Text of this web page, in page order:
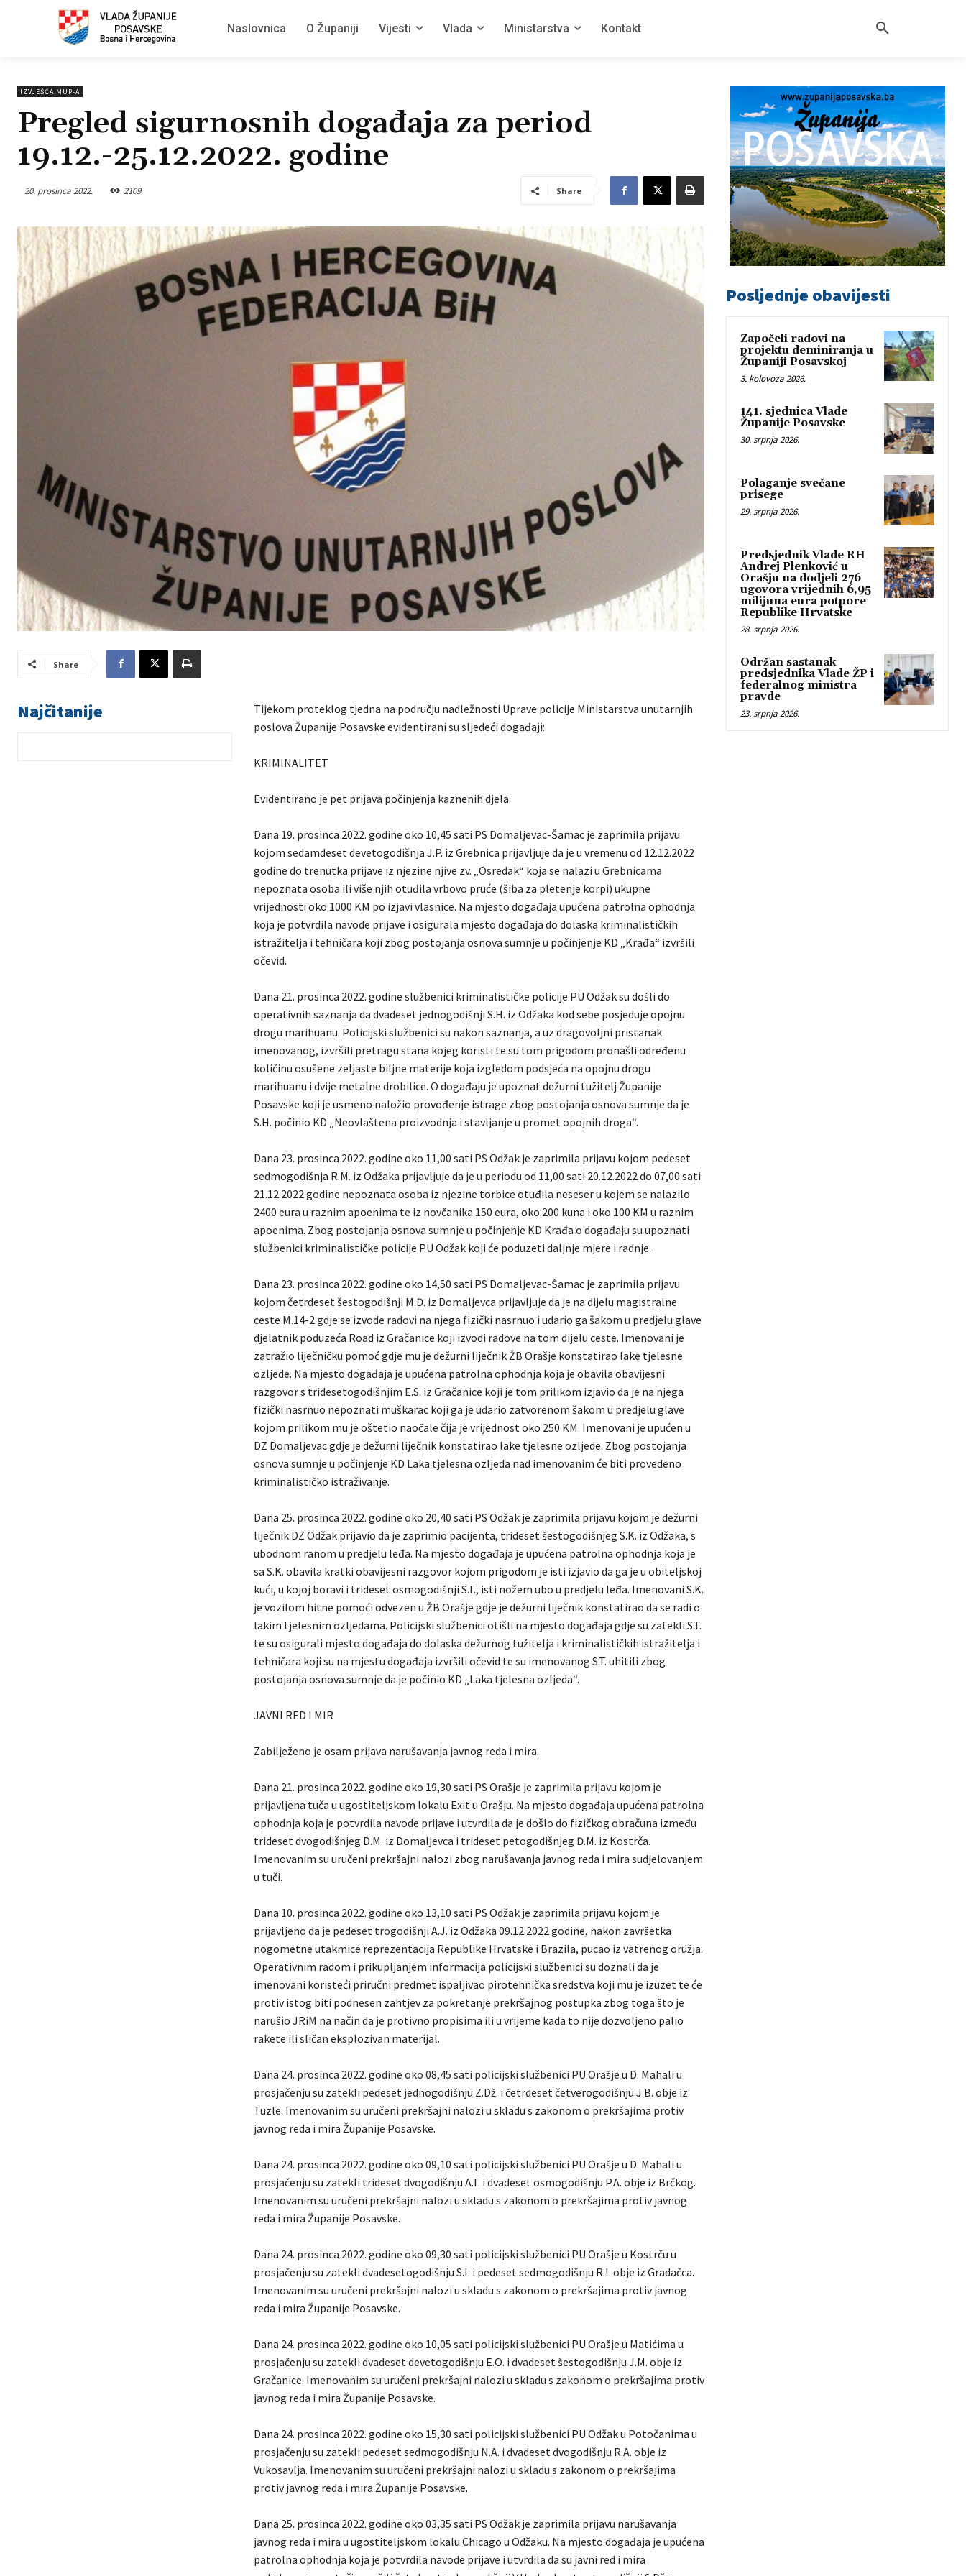
Naslovnica O Županiji Vijesti Vlada Ministarstva Kontakt
IZVJEŠĆA MUP-A
Pregled sigurnosnih događaja za period
19.12.-25.12.2022. godine
20. prosinca 2022. 2109 Share
Share
Najčitanije
Tijekom proteklog tjedna na području nadležnosti Uprave policije Ministarstva unutarnjih
poslova Županije Posavske evidentirani su sljedeći događaji:
KRIMINALITET
Evidentirano je pet prijava počinjenja kaznenih djela.
Dana 19. prosinca 2022. godine oko 10,45 sati PS Domaljevac-Šamac je zaprimila prijavu
kojom sedamdeset devetogodišnja J.P. iz Grebnica prijavljuje da je u vremenu od 12.12.2022
godine do trenutka prijave iz njezine njive zv. „Osredak“ koja se nalazi u Grebnicama
nepoznata osoba ili više njih otuđila vrbovo pruće (šiba za pletenje korpi) ukupne
vrijednosti oko 1000 KM po izjavi vlasnice. Na mjesto događaja upućena patrolna ophodnja
koja je potvrdila navode prijave i osigurala mjesto događaja do dolaska kriminalističkih
istražitelja i tehničara koji zbog postojanja osnova sumnje u počinjenje KD „Krađa“ izvršili
očevid.
Dana 21. prosinca 2022. godine službenici kriminalističke policije PU Odžak su došli do
operativnih saznanja da dvadeset jednogodišnji S.H. iz Odžaka kod sebe posjeduje opojnu
drogu marihuanu. Policijski službenici su nakon saznanja, a uz dragovoljni pristanak
imenovanog, izvršili pretragu stana kojeg koristi te su tom prigodom pronašli određenu
količinu osušene zeljaste biljne materije koja izgledom podsjeća na opojnu drogu
marihuanu i dvije metalne drobilice. O događaju je upoznat dežurni tužitelj Županije
Posavske koji je usmeno naložio provođenje istrage zbog postojanja osnova sumnje da je
S.H. počinio KD „Neovlaštena proizvodnja i stavljanje u promet opojnih droga“.
Dana 23. prosinca 2022. godine oko 11,00 sati PS Odžak je zaprimila prijavu kojom pedeset
sedmogodišnja R.M. iz Odžaka prijavljuje da je u periodu od 11,00 sati 20.12.2022 do 07,00 sati
21.12.2022 godine nepoznata osoba iz njezine torbice otuđila neseser u kojem se nalazilo
2400 eura u raznim apoenima te iz novčanika 150 eura, oko 200 kuna i oko 100 KM u raznim
apoenima. Zbog postojanja osnova sumnje u počinjenje KD Krađa o događaju su upoznati
službenici kriminalističke policije PU Odžak koji će poduzeti daljnje mjere i radnje.
Dana 23. prosinca 2022. godine oko 14,50 sati PS Domaljevac-Šamac je zaprimila prijavu
kojom četrdeset šestogodišnji M.Đ. iz Domaljevca prijavljuje da je na dijelu magistralne
ceste M.14-2 gdje se izvode radovi na njega fizički nasrnuo i udario ga šakom u predjelu glave
djelatnik poduzeća Road iz Gračanice koji izvodi radove na tom dijelu ceste. Imenovani je
zatražio liječničku pomoć gdje mu je dežurni liječnik ŽB Orašje konstatirao lake tjelesne
ozljede. Na mjesto događaja je upućena patrolna ophodnja koja je obavila obavijesni
razgovor s tridesetogodišnjim E.S. iz Gračanice koji je tom prilikom izjavio da je na njega
fizički nasrnuo nepoznati muškarac koji ga je udario zatvorenom šakom u predjelu glave
kojom prilikom mu je oštetio naočale čija je vrijednost oko 250 KM. Imenovani je upućen u
DZ Domaljevac gdje je dežurni liječnik konstatirao lake tjelesne ozljede. Zbog postojanja
osnova sumnje u počinjenje KD Laka tjelesna ozljeda nad imenovanim će biti provedeno
kriminalističko istraživanje.
Dana 25. prosinca 2022. godine oko 20,40 sati PS Odžak je zaprimila prijavu kojom je dežurni
liječnik DZ Odžak prijavio da je zaprimio pacijenta, trideset šestogodišnjeg S.K. iz Odžaka, s
ubodnom ranom u predjelu leđa. Na mjesto događaja je upućena patrolna ophodnja koja je
sa S.K. obavila kratki obavijesni razgovor kojom prigodom je isti izjavio da ga je u obiteljskoj
kući, u kojoj boravi i trideset osmogodišnji S.T., isti nožem ubo u predjelu leđa. Imenovani S.K.
je vozilom hitne pomoći odvezen u ŽB Orašje gdje je dežurni liječnik konstatirao da se radi o
lakim tjelesnim ozljedama. Policijski službenici otišli na mjesto događaja gdje su zatekli S.T.
te su osigurali mjesto događaja do dolaska dežurnog tužitelja i kriminalističkih istražitelja i
tehničara koji su na mjestu događaja izvršili očevid te su imenovanog S.T. uhitili zbog
postojanja osnova sumnje da je počinio KD „Laka tjelesna ozljeda“.
JAVNI RED I MIR
Zabilježeno je osam prijava narušavanja javnog reda i mira.
Dana 21. prosinca 2022. godine oko 19,30 sati PS Orašje je zaprimila prijavu kojom je
prijavljena tuča u ugostiteljskom lokalu Exit u Orašju. Na mjesto događaja upućena patrolna
ophodnja koja je potvrdila navode prijave i utvrdila da je došlo do fizičkog obračuna između
trideset dvogodišnjeg D.M. iz Domaljevca i trideset petogodišnjeg Đ.M. iz Kostrča.
Imenovanim su uručeni prekršajni nalozi zbog narušavanja javnog reda i mira sudjelovanjem
u tuči.
Dana 10. prosinca 2022. godine oko 13,10 sati PS Odžak je zaprimila prijavu kojom je
prijavljeno da je pedeset trogodišnji A.J. iz Odžaka 09.12.2022 godine, nakon završetka
nogometne utakmice reprezentacija Republike Hrvatske i Brazila, pucao iz vatrenog oružja.
Operativnim radom i prikupljanjem informacija policijski službenici su doznali da je
imenovani koristeći priručni predmet ispaljivao pirotehnička sredstva koji mu je izuzet te će
protiv istog biti podnesen zahtjev za pokretanje prekršajnog postupka zbog toga što je
narušio JRiM na način da je protivno propisima ili u vrijeme kada to nije dozvoljeno palio
rakete ili sličan eksplozivan materijal.
Dana 24. prosinca 2022. godine oko 08,45 sati policijski službenici PU Orašje u D. Mahali u
prosjačenju su zatekli pedeset jednogodišnju Z.Dž. i četrdeset četverogodišnju J.B. obje iz
Tuzle. Imenovanim su uručeni prekršajni nalozi u skladu s zakonom o prekršajima protiv
javnog reda i mira Županije Posavske.
Dana 24. prosinca 2022. godine oko 09,10 sati policijski službenici PU Orašje u D. Mahali u
prosjačenju su zatekli trideset dvogodišnju A.T. i dvadeset osmogodišnju P.A. obje iz Brčkog.
Imenovanim su uručeni prekršajni nalozi u skladu s zakonom o prekršajima protiv javnog
reda i mira Županije Posavske.
Dana 24. prosinca 2022. godine oko 09,30 sati policijski službenici PU Orašje u Kostrču u
prosjačenju su zatekli dvadesetogodišnju S.I. i pedeset sedmogodišnju R.I. obje iz Gradačca.
Imenovanim su uručeni prekršajni nalozi u skladu s zakonom o prekršajima protiv javnog
reda i mira Županije Posavske.
Dana 24. prosinca 2022. godine oko 10,05 sati policijski službenici PU Orašje u Matićima u
prosjačenju su zatekli dvadeset devetogodišnju E.O. i dvadeset šestogodišnju J.M. obje iz
Gračanice. Imenovanim su uručeni prekršajni nalozi u skladu s zakonom o prekršajima protiv
javnog reda i mira Županije Posavske.
Dana 24. prosinca 2022. godine oko 15,30 sati policijski službenici PU Odžak u Potočanima u
prosjačenju su zatekli pedeset sedmogodišnju N.A. i dvadeset dvogodišnju R.A. obje iz
Vukosavlja. Imenovanim su uručeni prekršajni nalozi u skladu s zakonom o prekršajima
protiv javnog reda i mira Županije Posavske.
Dana 25. prosinca 2022. godine oko 03,35 sati PS Odžak je zaprimila prijavu narušavanja
javnog reda i mira u ugostiteljskom lokalu Chicago u Odžaku. Na mjesto događaja je upućena
patrolna ophodnja koja je potvrdila navode prijave i utvrdila da su javni red i mira
Posljednje obavijesti
Započeli radovi na
projektu deminiranja u
Županiji Posavskoj
3. kolovoza 2026.
141. sjednica Vlade
Županije Posavske
30. srpnja 2026.
Polaganje svečane
prisege
29. srpnja 2026.
Predsjednik Vlade RH
Andrej Plenković u
Orašju na dodjeli 276
ugovora vrijednih 6,95
milijuna eura potpore
Republike Hrvatske
28. srpnja 2026.
Održan sastanak
predsjednika Vlade ŽP i
federalnog ministra
pravde
23. srpnja 2026.